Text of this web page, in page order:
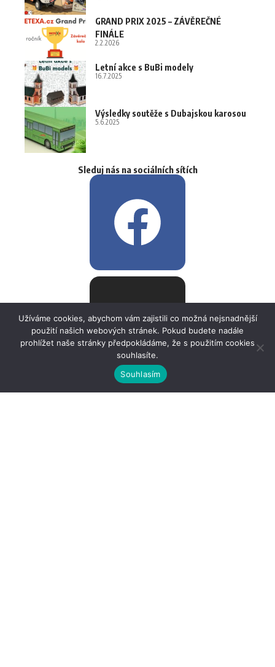
GRAND PRIX 2025 – ZÁVĚREČNÉ
FINÁLE
2.2.2026
Letní akce s BuBi modely
16.7.2025
Výsledky soutěže s Dubajskou karosou
5.6.2025
Sleduj nás na sociálních sítích
Užíváme cookies, abychom vám zajistili co možná nejsnadnější
použití našich webových stránek. Pokud budete nadále
prohlížet naše stránky předpokládáme, že s použitím cookies
souhlasíte.
Souhlasím